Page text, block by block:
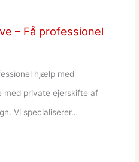
– Få professionel
hjælp med
med private ejerskifte af
Vi specialiserer…